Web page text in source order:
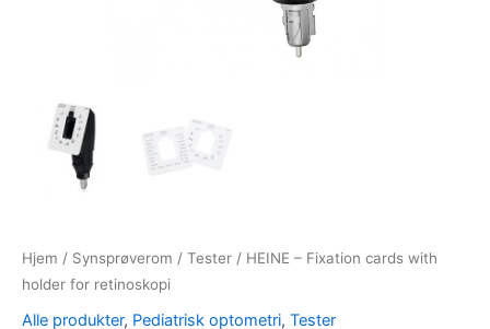
Hjem / Synsprøverom / Tester / HEINE – Fixation cards with
holder for retinoskopi
Alle produkter, Pediatrisk optometri, Tester